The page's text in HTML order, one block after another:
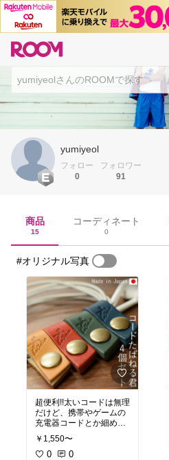
yumiyeol
フォロー
0
フォロワー
91
商品
15
コーディネート
0
#オリジナル写真
超便利!!太いコードは無理
だけど、携帯やゲームの
充電器コードとか細めの
コードがスッキリ収納で
きる(*ˊ˘ˋ*)｡♪:*°
￥1,550〜
0 0